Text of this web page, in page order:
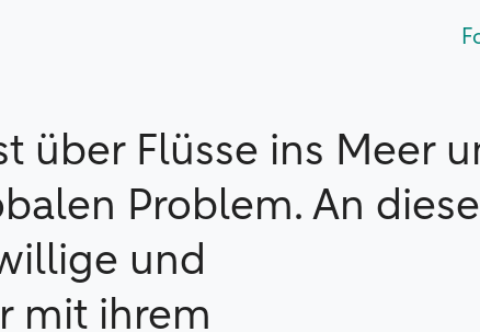
über Flüsse ins Meer
Problem. An
und
mit ihrem